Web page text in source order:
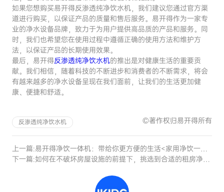
如果您想购买易开得反渗透纯净饮水机，我们建议您通过官方渠
道进行购买，以保证产品的质量和售后服务。易开得作为一家专
业的净水设备品牌，致力于为用户提供高品质的产品和服务。同
时，我们也希望您在使用过程中遵循正确的使用方法和维护方
法，以保证产品的长期使用效果。
最后，易开得反渗透纯净饮水机的推出是对健康生活的重要贡
献。我们相信，随着科技的不断进步和消费者的不断需求，将会
有越来越多的净水设备呈现在我们面前，让我们的生活更加健
康、便捷和舒适。
反渗透纯净饮水机 ©著作权归易开得所有
上一篇:易开得净饮一体机：带给你更方便的生活<家用净饮一体机>
下一篇:如何在不破坏房屋设施的前提下，挑选到合适的租房净水器